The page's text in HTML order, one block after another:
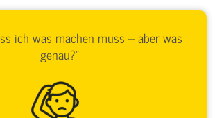
ich was machen muss – aber was
genau?“